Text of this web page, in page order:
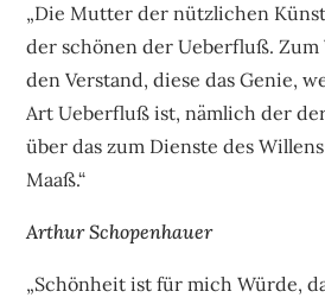
„Die Mutter der nützlichen
der schönen der Ueberfluß. Zum
den Verstand, diese das Genie,
Art Ueberfluß ist, nämlich der
über das zum Dienste des
Maaß.“
Arthur Schopenhauer
„Schönheit ist für mich Würde,